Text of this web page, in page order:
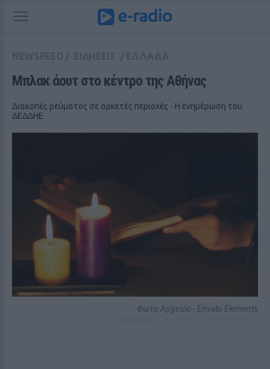
Μπλακ άουτ στο κέντρο της Αθήνας
Διακοπές ρεύματος σε αρκετές περιοχές - Η ενημέρωση του
ΔΕΔΔΗΕ
Φωτο Αρχείου - Envato Elements